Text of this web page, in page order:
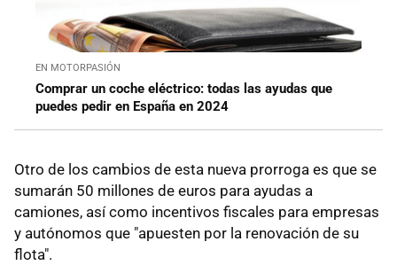
EN MOTORPASIÓN
Comprar un coche eléctrico: todas las ayudas que
puedes pedir en España en 2024
Otro de los cambios de esta nueva prorroga es que se
sumarán 50 millones de euros para ayudas a
camiones, así como incentivos fiscales para empresas
y autónomos que "apuesten por la renovación de su
flota".